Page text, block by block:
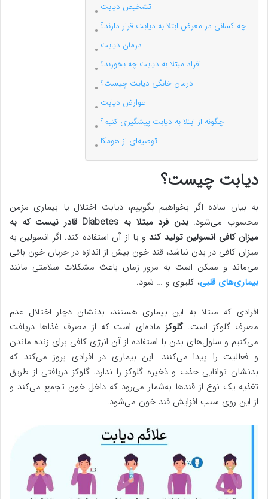
تشخیص دیابت
چه کسانی در معرض ابتلا به دیابت قرار دارند؟
درمان دیابت
افراد مبتلا به دیابت چه بخورند؟
درمان خانگی دیابت چیست؟
عوارض دیابت
چگونه از ابتلا به دیابت پیشگیری کنیم؟
توصیه‌ای از هومکا
دیابت چیست؟
به بیان ساده اگر بخواهیم بگوییم، دیابت اختلال یا بیماری مزمن
محسوب می‌شود.
بدن فرد مبتلا به Diabetes قادر نیست که به
میزان کافی انسولین تولید کندو یا از آن استفاده کند. اگر انسولین به
میزان کافی در بدن نباشد، قند خون بیش از اندازه در جریان خون باقی
می‌ماند و ممکن است به مرور زمان باعث مشکلات سلامتی مانند
بیماری‌های قلبی، کلیوی و … شود.
افرادی که مبتلا به این بیماری هستند، بدنشان دچار اختلال عدم
مصرف گلوکز است. گلوکز ماده‌ای است که از مصرف غذاها دریافت
می‌کنیم و سلول‌های بدن با استفاده از آن انرژی کافی برای زنده ماندن
و فعالیت را پیدا می‌کنند. این بیماری در افرادی بروز می‌کند که
بدنشان توانایی جذب و ذخیره گلوکز را ندارد. گلوکز دریافتی از طریق
تغذیه یک نوع از قندها به‌شمار می‌رود که داخل خون تجمع می‌کند و
از این روی سبب افزایش قند خون می‌شود.